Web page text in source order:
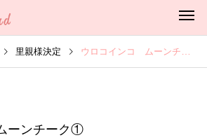
里親様決定 ウロコインコ ムーンチーク①
ーンチーク①